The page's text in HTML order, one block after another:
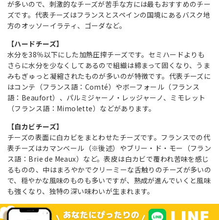
が多いので、刺激的なチーズが苦手な方には最もおすすめのチー
ズです。代表チーズはフランスとスペインの国境にあるバスク地
方のオッソーイラティ、ゴーダなど。
【ハードチーズ】
水分を38％以下にした加熱圧搾チーズです。セミハードよりも
さらに水分を少なくしてあるので組織は締まって固くなり、うま
みもぎゅっと凝縮されたものが多いのが特徴です。代表チーズに
はコンテ（フランス語：Comté）やボーフォール（フランス
語：Beaufort）、パルミジャーノ・レッジャーノ、ミモレット
（フランス語：Mimolette）などがあります。
【白カビチーズ】
チーズの表面に白カビをまとわせたチーズです。フランスでの代
表チーズはカマンベール（※後述）やブリー・ド・モー（フラン
ス語：Brie de Meaux）など。表皮は白カビで覆われ苦味を感じ
るものの、中はまろやかでクリーミーな舌触りのチーズが多いの
で、穏やかな風味のものも多いですが、熟成が進んでいくと風味
も強くなり、独特の深い味わいが生まれます。